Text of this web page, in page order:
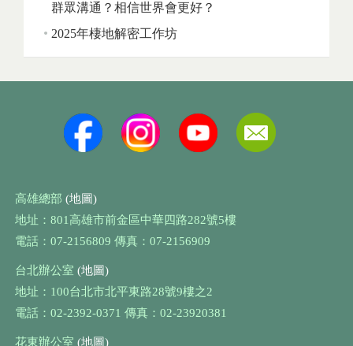
群眾溝通？相信世界會更好？
2025年棲地解密工作坊
高雄總部 (地圖)
地址：801高雄市前金區中華四路282號5樓
電話：07-2156809 傳真：07-2156909
台北辦公室 (地圖)
地址：100台北市北平東路28號9樓之2
電話：02-2392-0371 傳真：02-23920381
花東辦公室 (地圖)